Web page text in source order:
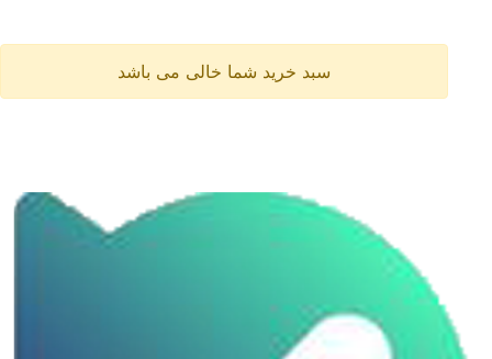
سبد خرید شما خالی می باشد